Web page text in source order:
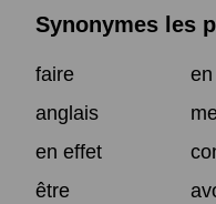
Synonymes les
faire
anglais
en effet
être